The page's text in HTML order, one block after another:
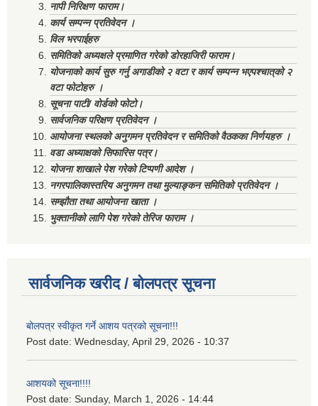
नापी निरिक्षण फाराम।
कार्य सम्पन्न प्रतिवेदन ।
विल भरपाईहरु
समितिको अध्यक्षले प्रमाणित गरेको डोरहाजिरी फाराम।
योजनाको कार्य सुरु गर्नु अगाडीको २ वटा र कार्य सम्पन्न भएपश्चात्‌को २
वटा फोटोहरु ।
सूचना पाटी/ वोर्डको फोटो।
सार्वजनिक परिक्षण प्रतिवेदन ।
आयोजना स्थलको अनुगमन प्रतिवेदन र समितिको वैठकका निर्णयहरु ।
वडा अध्याक्षको सिफारिस पत्र।
योजना शाखाले पेश गरेको टिप्पणी आदेश ।
नगरपालिकास्तरिय अनुगमन तथा मुल्याङ्कन समितिको प्रतिवेदन ।
सम्झौता तथा आयोजना खाता ।
भुक्तानीको लागि पेश गरेको तेरिज फाराम ।
सार्वजनिक खरीद / बोलपत्र सूचना
बोलपत्र स्वीकृत गर्ने आशय पत्रको सूचना!!!
Post date: Wednesday, April 29, 2026 - 10:37
आशयको सूचना!!!!
Post date: Sunday, March 1, 2026 - 14:44